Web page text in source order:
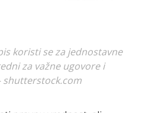
koristi se za jednostavne
za važne ugovore i
shutterstock.com